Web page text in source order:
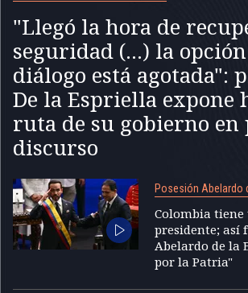
"Llegó la hora de
seguridad (...) la
diálogo está agotada":
De la Espriella expone
ruta de su gobierno
discurso
Posesión Abelardo
Colombia tiene
presidente; así
Abelardo de la
por la Patria"